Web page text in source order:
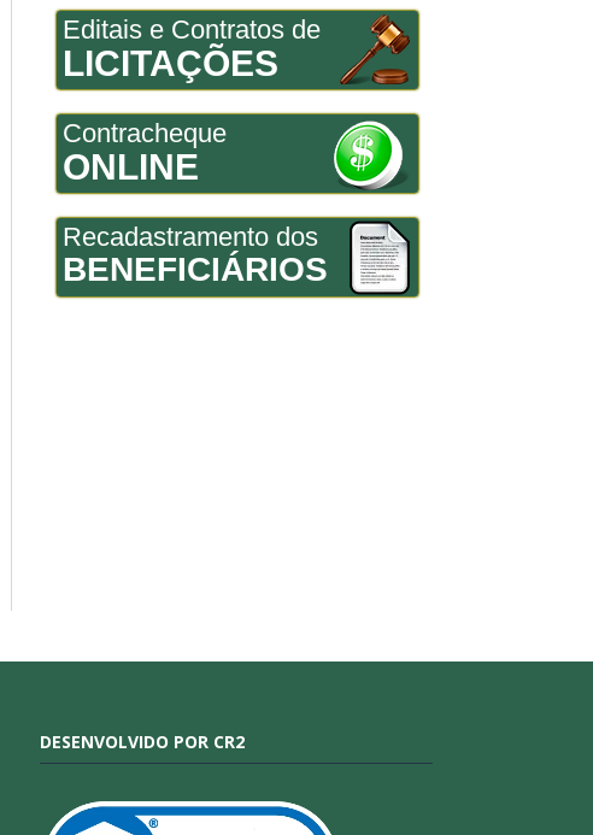
Editais e Contratos de
LICITAÇÕES
Contracheque
ONLINE
Recadastramento dos
BENEFICIÁRIOS
DESENVOLVIDO POR CR2